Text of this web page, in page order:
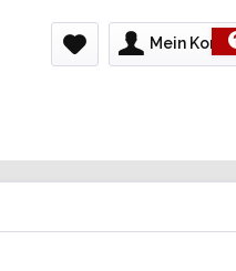
Mein Konto